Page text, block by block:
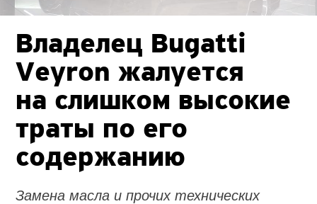
Владелец Bugatti
Veyron жалуется
на слишком высокие
траты по его
содержанию
Замена масла и прочих технических